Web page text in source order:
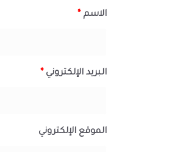
الاسم *
البريد الإلكتروني *
الموقع الإلكتروني